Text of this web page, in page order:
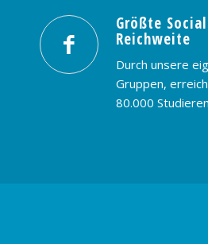
PREISE & BUCHUNG
Größte
Reichweite
Durch unsere
Gruppen,
80.000